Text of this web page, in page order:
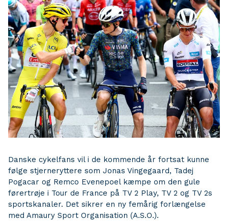
Danske cykelfans vil i de kommende år fortsat kunne
følge stjerneryttere som Jonas Vingegaard, Tadej
Pogacar og Remco Evenepoel kæmpe om den gule
førertrøje i Tour de France på TV 2 Play, TV 2 og TV 2s
sportskanaler. Det sikrer en ny femårig forlængelse
med Amaury Sport Organisation (A.S.O.).